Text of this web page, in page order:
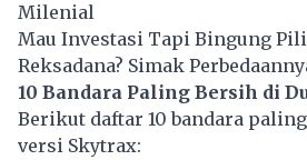
Milenial
Mau Investasi Tapi Bingung
Reksadana? Simak
10 Bandara Paling Bersih di
Berikut daftar 10 bandara
versi Skytrax: